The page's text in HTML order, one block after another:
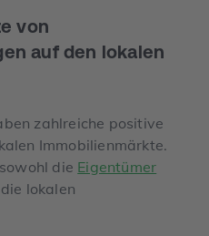
von
auf den lokalen
zahlreiche positive
Immobilienmärkte.
die Eigentümer
lokalen